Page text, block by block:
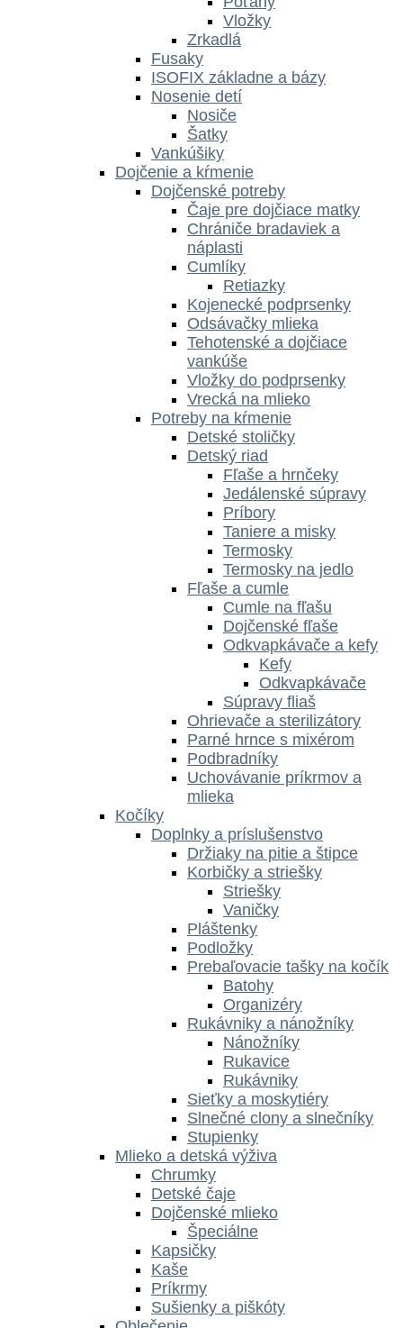
Vložky
Zrkadlá
Fusaky
ISOFIX základne a bázy
Nosenie detí
Nosiče
Šatky
Vankúšiky
Dojčenie a kŕmenie
Dojčenské potreby
Čaje pre dojčiace matky
Chrániče bradaviek a
náplasti
Cumlíky
Retiazky
Kojenecké podprsenky
Odsávačky mlieka
Tehotenské a dojčiace
vankúše
Vložky do podprsenky
Vrecká na mlieko
Potreby na kŕmenie
Detské stoličky
Detský riad
Fľaše a hrnčeky
Jedálenské súpravy
Príbory
Taniere a misky
Termosky
Termosky na jedlo
Fľaše a cumle
Cumle na fľašu
Dojčenské fľaše
Odkvapkávače a kefy
Kefy
Odkvapkávače
Súpravy fliaš
Ohrievače a sterilizátory
Parné hrnce s mixérom
Podbradníky
Uchovávanie príkrmov a
mlieka
Kočíky
Doplnky a príslušenstvo
Držiaky na pitie a štipce
Korbičky a striešky
Striešky
Vaničky
Pláštenky
Podložky
Prebaľovacie tašky na kočík
Batohy
Organizéry
Rukávniky a nánožníky
Nánožníky
Rukavice
Rukávniky
Sieťky a moskytiéry
Slnečné clony a slnečníky
Stupienky
Mlieko a detská výživa
Chrumky
Detské čaje
Dojčenské mlieko
Špeciálne
Kapsičky
Kaše
Príkrmy
Sušienky a piškóty